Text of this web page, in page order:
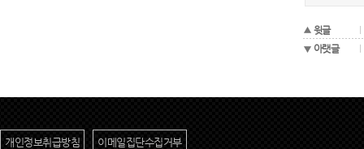
윗글
아랫글
개인정보취급방침 이메일집단수집거부